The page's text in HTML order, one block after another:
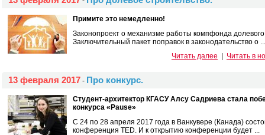
Примите это немедленно!
Законопроект о механизме работы компфонда долевого
Заключительный пакет поправок в законодательство о ...
Читать далее
Читать в
13 февраля 2017 - Про конкурс.
Студент-архитектор КГАСУ Алсу Садриева стала
конкурса «Pause»
С 24 по 28 апреля 2017 года в Ванкувере (Канада)
конференция TED. И к открытию конференции будет ...